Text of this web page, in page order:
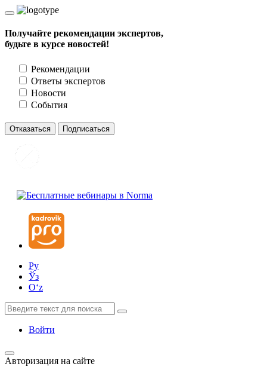
Получайте рекомендации экспертов,
будьте в курсе новостей!
Рекомендации
Ответы экспертов
Новости
События
Отказаться Подписаться
Ру
Ўз
Oʻz
Войти
Авторизация на сайте